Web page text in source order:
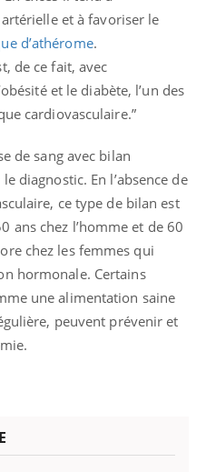
et à favoriser le
d’athérome.
de ce fait, avec
et le diabète, l’un des
cardiovasculaire.”
de sang avec bilan
diagnostic. En l’absence de
ce type de bilan est
ans chez l’homme et de 60
chez les femmes qui
hormonale. Certains
une alimentation saine
peuvent prévenir et